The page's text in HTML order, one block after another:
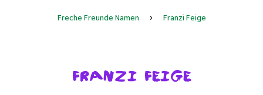
Freche Freunde Namen › Franzi Feige
Franzi Feige